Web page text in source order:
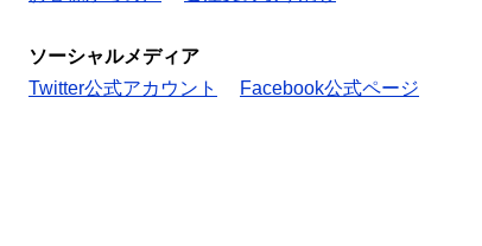
ソーシャルメディア
Twitter公式アカウント
Facebook公式ページ